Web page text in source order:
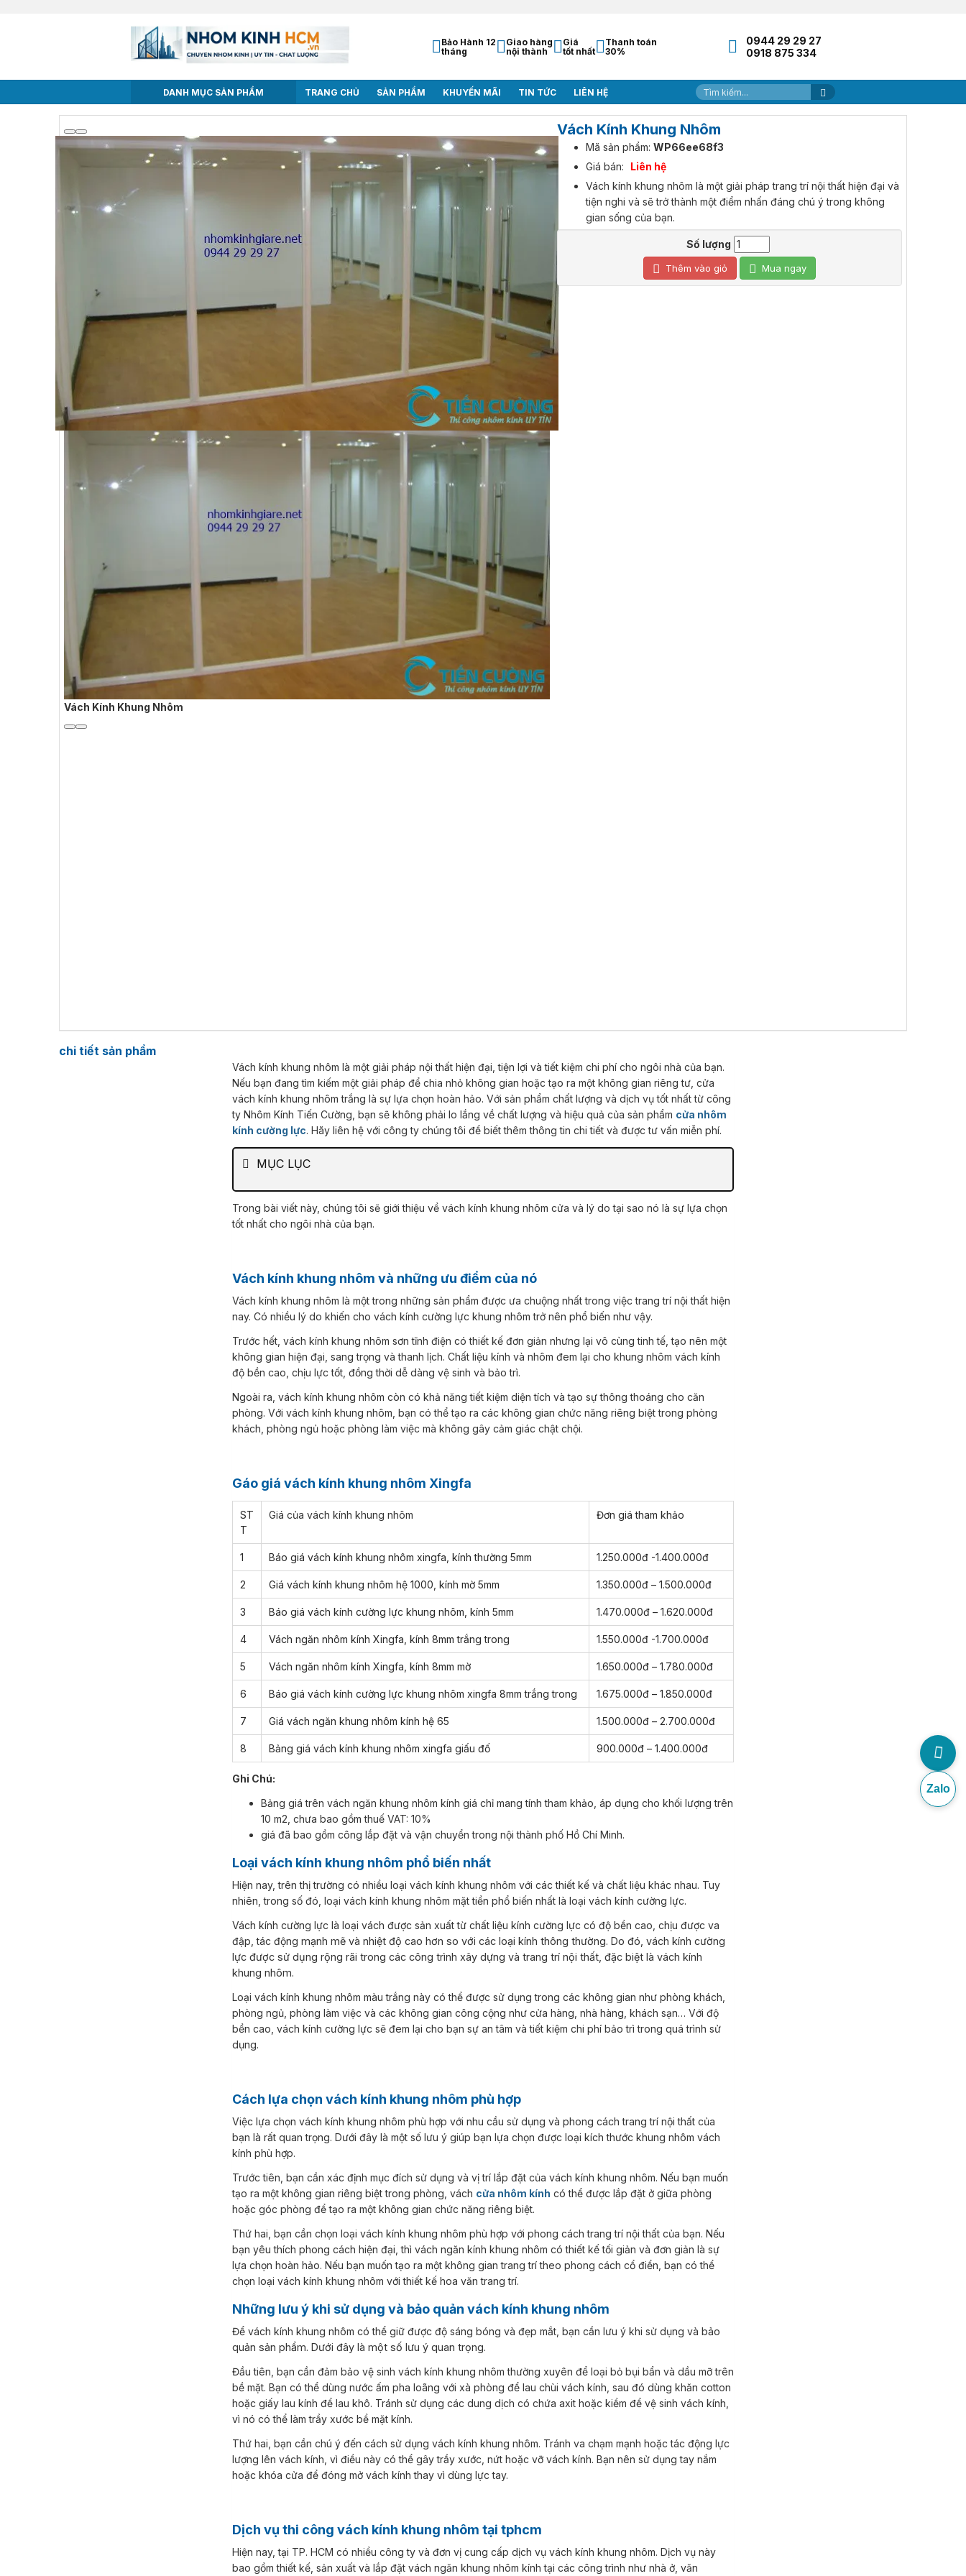
Bảo Hành 12
tháng
Giao hàng
nội thành
Giá
tốt nhất
Thanh toán
30%
0944 29 29 27
0918 875 334
DANH MỤC SẢN PHẨM TRANG CHỦ SẢN PHẨM KHUYẾN MÃI TIN TỨC LIÊN HỆ
Vách Kính Khung Nhôm
Vách Kính Khung Nhôm
Mã sản phẩm: WP66ee68f3
Giá bán:
Liên hệ
Vách kính khung nhôm là một giải pháp trang trí nội thất hiện đại và
tiện nghi và sẽ trở thành một điểm nhấn đáng chú ý trong không
gian sống của bạn.
Số lượng
Thêm vào giỏ Mua ngay
chi tiết sản phẩm
Vách kính khung nhôm là một giải pháp nội thất hiện đại, tiện lợi và tiết kiệm chi phí cho ngôi nhà của bạn.
Nếu bạn đang tìm kiếm một giải pháp để chia nhỏ không gian hoặc tạo ra một không gian riêng tư, cửa
vách kính khung nhôm trắng là sự lựa chọn hoàn hảo. Với sản phẩm chất lượng và dịch vụ tốt nhất từ công
ty Nhôm Kính Tiến Cường, bạn sẽ không phải lo lắng về chất lượng và hiệu quả của sản phẩm cửa nhôm
kính cường lực. Hãy liên hệ với công ty chúng tôi để biết thêm thông tin chi tiết và được tư vấn miễn phí.
MỤC LỤC
Trong bài viết này, chúng tôi sẽ giới thiệu về vách kính khung nhôm cửa và lý do tại sao nó là sự lựa chọn
tốt nhất cho ngôi nhà của bạn.
Vách kính khung nhôm và những ưu điểm của nó
Vách kính khung nhôm là một trong những sản phẩm được ưa chuộng nhất trong việc trang trí nội thất hiện
nay. Có nhiều lý do khiến cho vách kính cường lực khung nhôm trở nên phổ biến như vậy.
Trước hết, vách kính khung nhôm sơn tĩnh điện có thiết kế đơn giản nhưng lại vô cùng tinh tế, tạo nên một
không gian hiện đại, sang trọng và thanh lịch. Chất liệu kính và nhôm đem lại cho khung nhôm vách kính
độ bền cao, chịu lực tốt, đồng thời dễ dàng vệ sinh và bảo trì.
Ngoài ra, vách kính khung nhôm còn có khả năng tiết kiệm diện tích và tạo sự thông thoáng cho căn
phòng. Với vách kính khung nhôm, bạn có thể tạo ra các không gian chức năng riêng biệt trong phòng
khách, phòng ngủ hoặc phòng làm việc mà không gây cảm giác chật chội.
Gáo giá vách kính khung nhôm Xingfa
ST
T
Giá của vách kính khung nhôm Đơn giá tham khảo
1 Báo giá vách kính khung nhôm xingfa, kính thường 5mm 1.250.000đ -1.400.000đ
2 Giá vách kính khung nhôm hệ 1000, kính mờ 5mm 1.350.000đ – 1.500.000đ
3 Báo giá vách kính cường lực khung nhôm, kính 5mm 1.470.000đ – 1.620.000đ
4 Vách ngăn nhôm kính Xingfa, kính 8mm trắng trong 1.550.000đ -1.700.000đ
5 Vách ngăn nhôm kính Xingfa, kính 8mm mờ 1.650.000đ – 1.780.000đ
6 Báo giá vách kính cường lực khung nhôm xingfa 8mm trắng trong 1.675.000đ – 1.850.000đ
7 Giá vách ngăn khung nhôm kính hệ 65 1.500.000đ – 2.700.000đ
8 Bảng giá vách kính khung nhôm xingfa giấu đố 900.000đ – 1.400.000đ
Ghi Chú:
Bảng giá trên vách ngăn khung nhôm kính giá chỉ mang tính tham khảo, áp dụng cho khối lượng trên
10 m2, chưa bao gồm thuế VAT: 10%
giá đã bao gồm công lắp đặt và vận chuyển trong nội thành phố Hồ Chí Minh.
Loại vách kính khung nhôm phổ biến nhất
Hiện nay, trên thị trường có nhiều loại vách kính khung nhôm với các thiết kế và chất liệu khác nhau. Tuy
nhiên, trong số đó, loại vách kính khung nhôm mặt tiền phổ biến nhất là loại vách kính cường lực.
Vách kính cường lực là loại vách được sản xuất từ chất liệu kính cường lực có độ bền cao, chịu được va
đập, tác động mạnh mẽ và nhiệt độ cao hơn so với các loại kính thông thường. Do đó, vách kính cường
lực được sử dụng rộng rãi trong các công trình xây dựng và trang trí nội thất, đặc biệt là vách kính
khung nhôm.
Loại vách kính khung nhôm màu trắng này có thể được sử dụng trong các không gian như phòng khách,
phòng ngủ, phòng làm việc và các không gian công cộng như cửa hàng, nhà hàng, khách sạn… Với độ
bền cao, vách kính cường lực sẽ đem lại cho bạn sự an tâm và tiết kiệm chi phí bảo trì trong quá trình sử
dụng.
Cách lựa chọn vách kính khung nhôm phù hợp
Việc lựa chọn vách kính khung nhôm phù hợp với nhu cầu sử dụng và phong cách trang trí nội thất của
bạn là rất quan trọng. Dưới đây là một số lưu ý giúp bạn lựa chọn được loại kích thước khung nhôm vách
kính phù hợp.
Trước tiên, bạn cần xác định mục đích sử dụng và vị trí lắp đặt của vách kính khung nhôm. Nếu bạn muốn
tạo ra một không gian riêng biệt trong phòng, vách cửa nhôm kính có thể được lắp đặt ở giữa phòng
hoặc góc phòng để tạo ra một không gian chức năng riêng biệt.
Thứ hai, bạn cần chọn loại vách kính khung nhôm phù hợp với phong cách trang trí nội thất của bạn. Nếu
bạn yêu thích phong cách hiện đại, thì vách ngăn kính khung nhôm có thiết kế tối giản và đơn giản là sự
lựa chọn hoàn hảo. Nếu bạn muốn tạo ra một không gian trang trí theo phong cách cổ điển, bạn có thể
chọn loại vách kính khung nhôm với thiết kế hoa văn trang trí.
Những lưu ý khi sử dụng và bảo quản vách kính khung nhôm
Để vách kính khung nhôm có thể giữ được độ sáng bóng và đẹp mắt, bạn cần lưu ý khi sử dụng và bảo
quản sản phẩm. Dưới đây là một số lưu ý quan trọng.
Đầu tiên, bạn cần đảm bảo vệ sinh vách kính khung nhôm thường xuyên để loại bỏ bụi bẩn và dầu mỡ trên
bề mặt. Bạn có thể dùng nước ấm pha loãng với xà phòng để lau chùi vách kính, sau đó dùng khăn cotton
hoặc giấy lau kính để lau khô. Tránh sử dụng các dung dịch có chứa axit hoặc kiềm để vệ sinh vách kính,
vì nó có thể làm trầy xước bề mặt kính.
Thứ hai, bạn cần chú ý đến cách sử dụng vách kính khung nhôm. Tránh va chạm mạnh hoặc tác động lực
lượng lên vách kính, vì điều này có thể gây trầy xước, nứt hoặc vỡ vách kính. Bạn nên sử dụng tay nắm
hoặc khóa cửa để đóng mở vách kính thay vì dùng lực tay.
Dịch vụ thi công vách kính khung nhôm tại tphcm
Hiện nay, tại TP. HCM có nhiều công ty và đơn vị cung cấp dịch vụ vách kính khung nhôm. Dịch vụ này
bao gồm thiết kế, sản xuất và lắp đặt vách ngăn khung nhôm kính tại các công trình như nhà ở, văn
Zalo